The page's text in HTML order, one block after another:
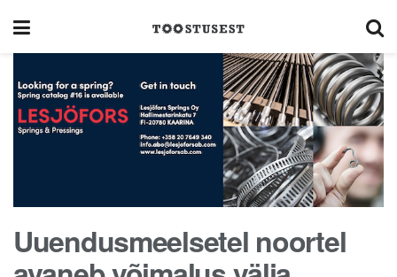
Uuendusmeelsetel noortel